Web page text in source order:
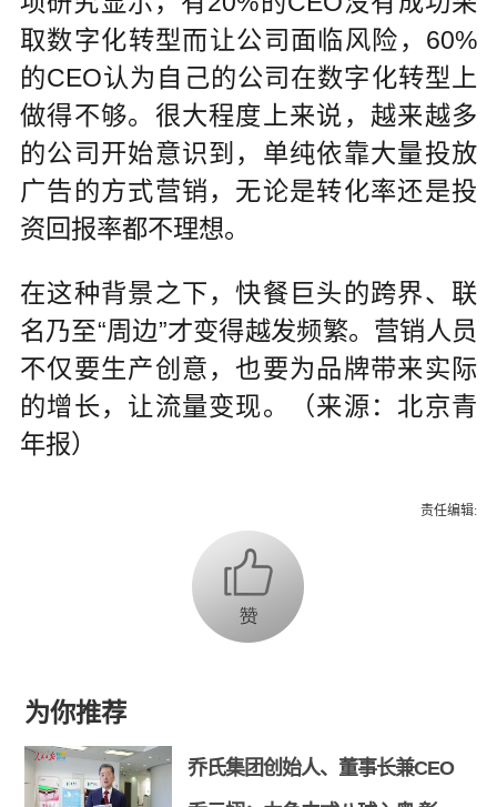
取数字化转型而让公司面临风险，60%
的CEO认为自己的公司在数字化转型上
做得不够。很大程度上来说，越来越多
的公司开始意识到，单纯依靠大量投放
广告的方式营销，无论是转化率还是投
资回报率都不理想。
在这种背景之下，快餐巨头的跨界、联
名乃至“周边”才变得越发频繁。营销人员
不仅要生产创意，也要为品牌带来实际
的增长，让流量变现。（来源：北京青
年报）
责任编辑:
为你推荐
乔氏集团创始人、董事长兼CEO